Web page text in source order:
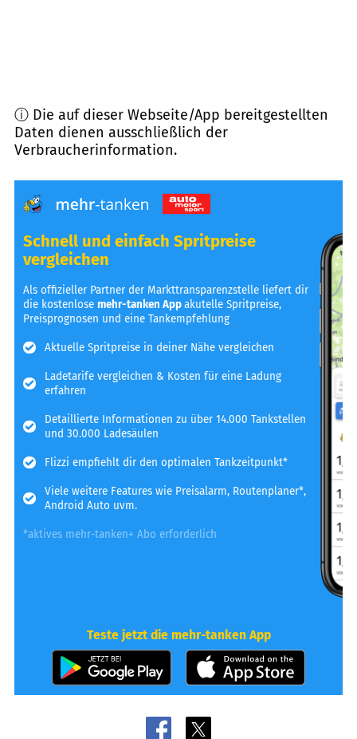
ⓘ Die auf dieser Webseite/App bereitgestellten
Daten dienen ausschließlich der
Verbraucherinformation.
Schnell und einfach Spritpreise
vergleichen
Als offizieller Partner der Markttransparenzstelle liefert dir
die kostenlosemehr-tanken Appakutelle Spritpreise,
Preisprognosen und eine Tankempfehlung
Aktuelle Spritpreise in deiner Nähe vergleichen
Ladetarife vergleichen & Kosten für eine Ladung
erfahren
Detaillierte Informationen zu über 14.000 Tankstellen
und 30.000 Ladesäulen
Flizzi empfiehlt dir den optimalen Tankzeitpunkt*
Viele weitere Features wie Preisalarm, Routenplaner*,
Android Auto uvm.
*aktives mehr-tanken+ Abo erforderlich
Teste jetzt die mehr-tanken App